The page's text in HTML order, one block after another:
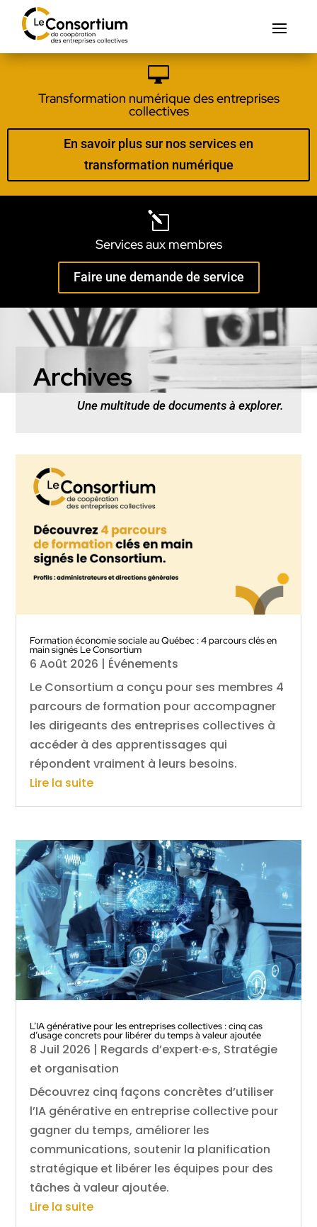

Transformation numérique des entreprises
collectives
En savoir plus sur nos services en
transformation numérique
l
Services aux membres
Faire une demande de service
Archives
Une multitude de documents à explorer.
Formation économie sociale au Québec : 4 parcours clés en
main signés Le Consortium
6 Août 2026 | Événements
Le Consortium a conçu pour ses membres 4
parcours de formation pour accompagner
les dirigeants des entreprises collectives à
accéder à des apprentissages qui
répondent vraiment à leurs besoins.
Lire la suite
L’IA générative pour les entreprises collectives : cinq cas
d’usage concrets pour libérer du temps à valeur ajoutée
8 Juil 2026 | Regards d’expert·e·s, Stratégie
et organisation
Découvrez cinq façons concrètes d’utiliser
l’IA générative en entreprise collective pour
gagner du temps, améliorer les
communications, soutenir la planification
stratégique et libérer les équipes pour des
tâches à valeur ajoutée.
Lire la suite